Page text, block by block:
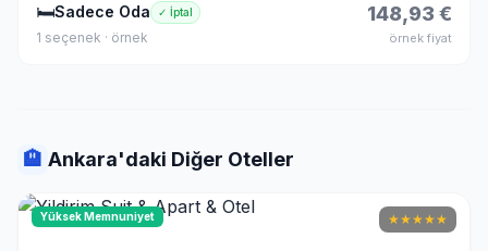
🛏Sadece Oda ✓ İptal
1 seçenek · örnek
148,93 €
örnek fiyat
🏨 Ankara'daki Diğer Oteller
Yüksek Memnuniyet ★★★★★